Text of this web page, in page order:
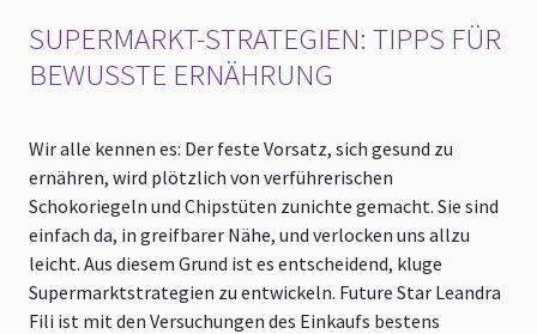
SUPERMARKT-STRATEGIEN: TIPPS FÜR
BEWUSSTE ERNÄHRUNG
Wir alle kennen es: Der feste Vorsatz, sich gesund zu
ernähren, wird plötzlich von verführerischen
Schokoriegeln und Chipstüten zunichte gemacht. Sie sind
einfach da, in greifbarer Nähe, und verlocken uns allzu
leicht. Aus diesem Grund ist es entscheidend, kluge
Supermarktstrategien zu entwickeln. Future Star Leandra
Fili ist mit den Versuchungen des Einkaufs bestens